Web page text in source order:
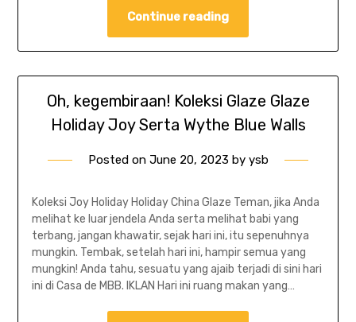
Continue reading
Oh, kegembiraan! Koleksi Glaze Glaze
Holiday Joy Serta Wythe Blue Walls
Posted on June 20, 2023 by ysb
Koleksi Joy Holiday Holiday China Glaze Teman, jika Anda
melihat ke luar jendela Anda serta melihat babi yang
terbang, jangan khawatir, sejak hari ini, itu sepenuhnya
mungkin. Tembak, setelah hari ini, hampir semua yang
mungkin! Anda tahu, sesuatu yang ajaib terjadi di sini hari
ini di Casa de MBB. IKLAN Hari ini ruang makan yang…